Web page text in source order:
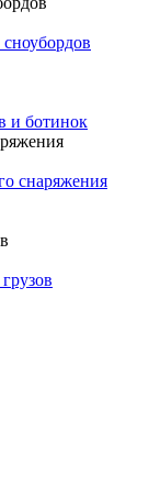
и ботинок
снаряжения